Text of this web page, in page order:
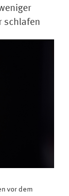
schlafen
vor dem